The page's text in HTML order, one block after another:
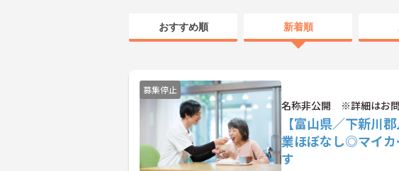
おすすめ順 新着順
募集停止
名称非公開 ※詳細はお
【富山県／下新川
業ほぼなし◎マイカ
す